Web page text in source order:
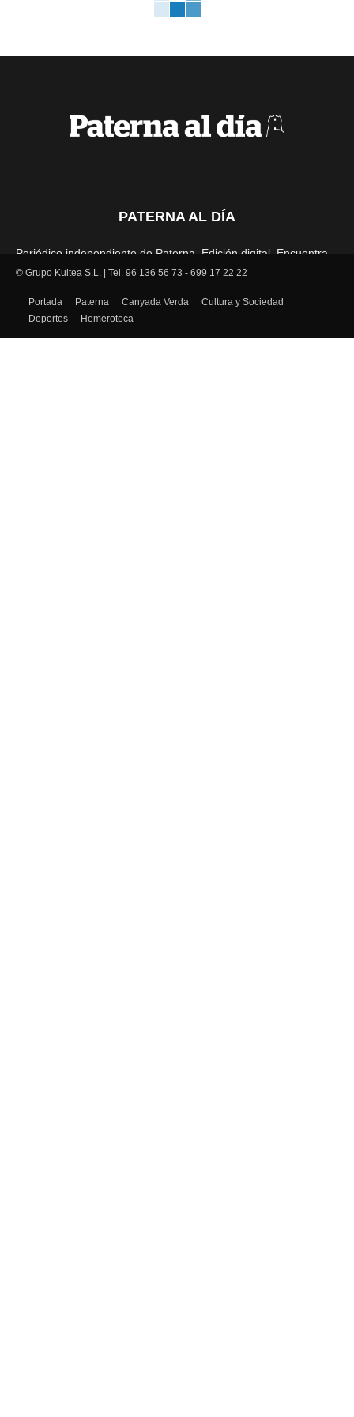
PATERNA AL DÍA
Periódico independiente de Paterna. Edición digital. Encuentra
cada mes en tu punto habitual nuestra edición impresa. Más de
© Grupo Kultea S.L. | Tel. 96 136 56 73 - 699 17 22 22
Portada Paterna Canyada Verda
Cultura y Sociedad
Deportes
Hemeroteca